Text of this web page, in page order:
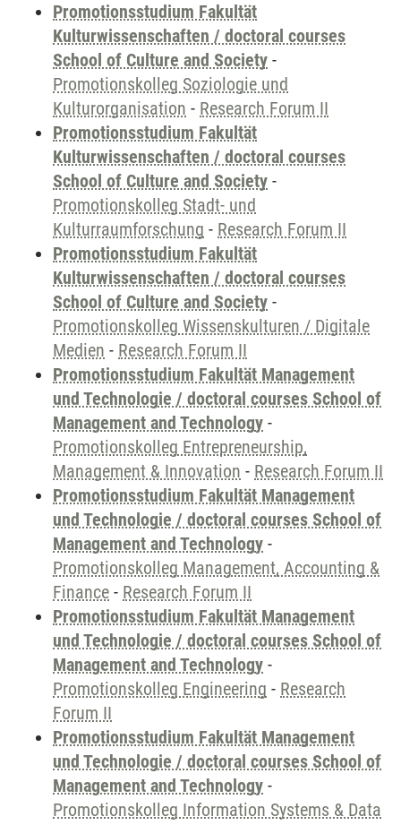
Promotionsstudium Fakultät
Kulturwissenschaften / doctoral courses
School of Culture and Society -
Promotionskolleg Soziologie und
Kulturorganisation - Research Forum II
Promotionsstudium Fakultät
Kulturwissenschaften / doctoral courses
School of Culture and Society -
Promotionskolleg Stadt- und
Kulturraumforschung - Research Forum II
Promotionsstudium Fakultät
Kulturwissenschaften / doctoral courses
School of Culture and Society -
Promotionskolleg Wissenskulturen / Digitale
Medien - Research Forum II
Promotionsstudium Fakultät Management
und Technologie / doctoral courses School of
Management and Technology -
Promotionskolleg Entrepreneurship,
Management & Innovation - Research Forum II
Promotionsstudium Fakultät Management
und Technologie / doctoral courses School of
Management and Technology -
Promotionskolleg Management, Accounting &
Finance - Research Forum II
Promotionsstudium Fakultät Management
und Technologie / doctoral courses School of
Management and Technology -
Promotionskolleg Engineering - Research
Forum II
Promotionsstudium Fakultät Management
und Technologie / doctoral courses School of
Management and Technology -
Promotionskolleg Information Systems & Data